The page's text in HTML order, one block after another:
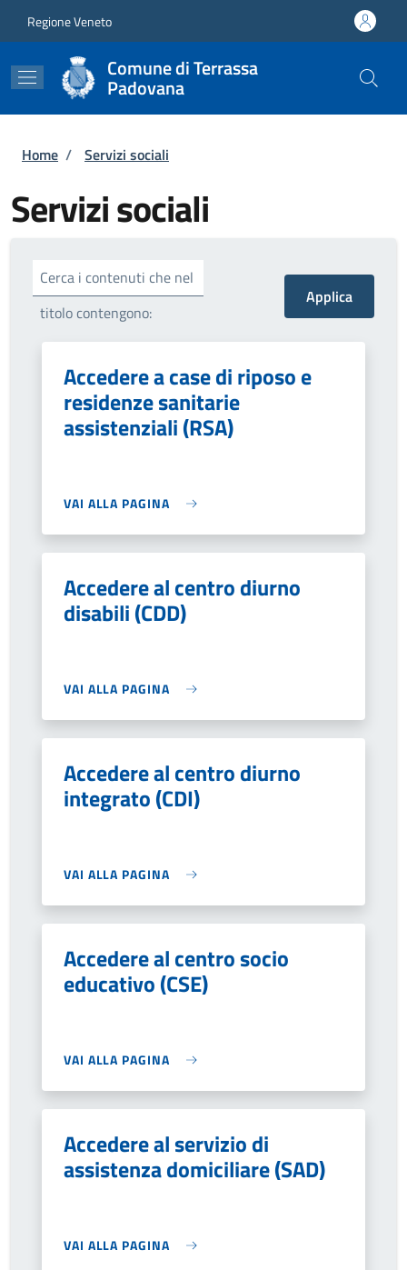
Regione Veneto
Comune di Terrassa
Padovana
Briciole di pane
Home / Servizi sociali
Servizi sociali
Cerca i contenuti che nel
titolo contengono:
Accedere a case di riposo e
residenze sanitarie
assistenziali (RSA)
VAI ALLA PAGINA
Accedere al centro diurno
disabili (CDD)
VAI ALLA PAGINA
Accedere al centro diurno
integrato (CDI)
VAI ALLA PAGINA
Accedere al centro socio
educativo (CSE)
VAI ALLA PAGINA
Accedere al servizio di
assistenza domiciliare (SAD)
VAI ALLA PAGINA